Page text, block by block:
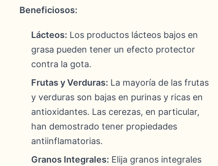
Beneficiosos:
Lácteos: Los productos lácteos bajos en
grasa pueden tener un efecto protector
contra la gota.
Frutas y Verduras: La mayoría de las frutas
y verduras son bajas en purinas y ricas en
antioxidantes. Las cerezas, en particular,
han demostrado tener propiedades
antiinflamatorias.
Granos Integrales: Elija granos integrales